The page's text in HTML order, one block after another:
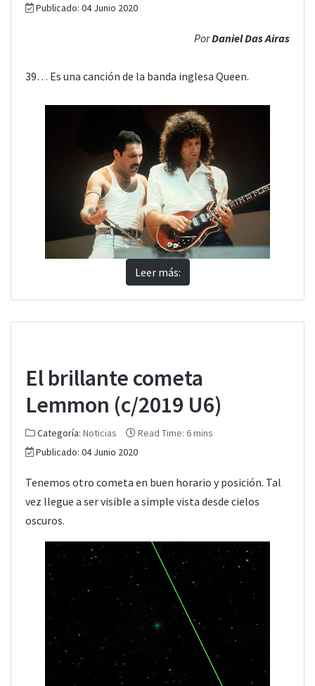
Publicado: 04 Junio 2020
PorDaniel Das Airas
39… Es una canción de la banda inglesa Queen.
Leer más:
El brillante cometa
Lemmon (c/2019 U6)
Categoría: Noticias
Read Time: 6 mins
Publicado: 04 Junio 2020
Tenemos otro cometa en buen horario y posición. Tal
vez llegue a ser visible a simple vista desde cielos
oscuros.